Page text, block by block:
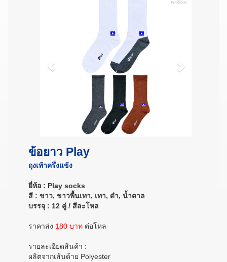
ข้อยาว Play
ถุงเท้าครึ่งแข้ง
ยี่ห้อ : Play socks
สี : ขาว, ขาวพื้นเทา, เทา, ดำ, น้ำตาล
บรรจุ : 12 คู่ / สีละโหล
ราคาส่ง 180 บาท ต่อโหล
รายละเอียดสินค้า :
ผลิตจากเส้นด้าย Polyester